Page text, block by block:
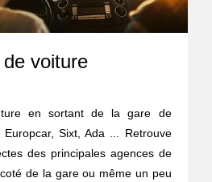
voiture
en sortant de la gare de
Sixt, Ada ... Retrouve
des principales agences de
de la gare ou même un peu